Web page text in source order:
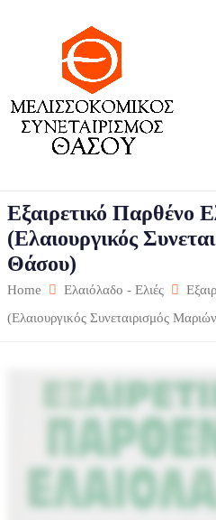
Εξαιρετικό Παρθένο
(Ελαιουργικός
Θάσου)
Home Ελαιόλαδο - Ελιές
(Ελαιουργικός Συνεταιρισμός